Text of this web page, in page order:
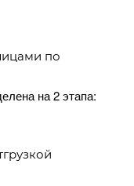
по
на 2 этапа: